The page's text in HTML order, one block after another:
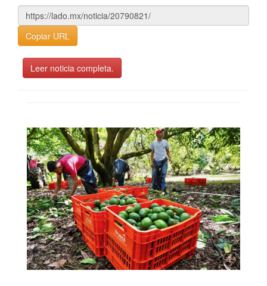
Copiar URL
Leer noticia completa.